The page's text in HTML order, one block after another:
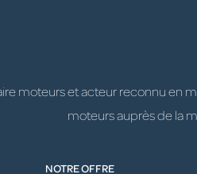
moteurs et acteur reconnu en
moteurs auprès de la
NOTRE OFFRE